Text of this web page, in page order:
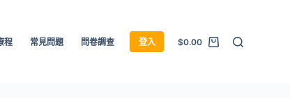
程 常見問題 問卷調查 登入 $0.00